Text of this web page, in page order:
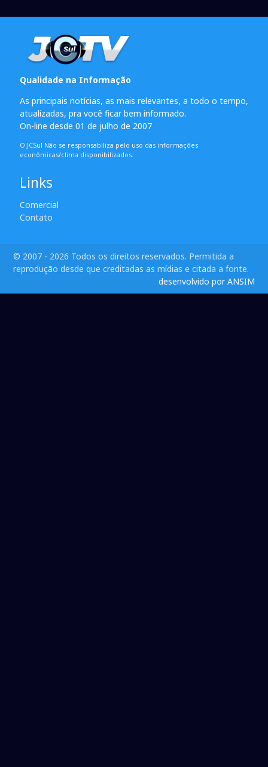
Qualidade na Informação
As principais notícias, as mais relevantes, a todo o tempo,
atualizadas, pra você ficar bem informado.
On-line desde 01 de julho de 2007
O JCSul Não se responsabiliza pelo uso das informações
econômicas/clima disponibilizados.
Links
Comercial
Contato
© 2007 - 2026 Todos os direitos reservados. Permitida a
reprodução desde que creditadas as mídias e citada a fonte.
desenvolvido por ANSIM